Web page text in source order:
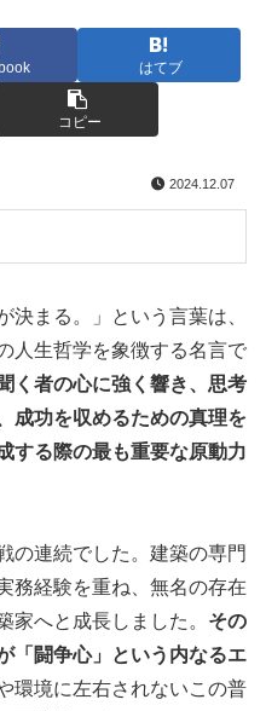
はてブ
コピー
2024.12.07
決まる。」という言葉は、
人生哲学を象徴する名言で
く者の心に強く響き、思考
成功を収めるための真理を
する際の最も重要な原動力
の連続でした。建築の専門
務経験を重ね、無名の存在
家へと成長しました。 その
「闘争心」という内なるエ
環境に左右されないこの普